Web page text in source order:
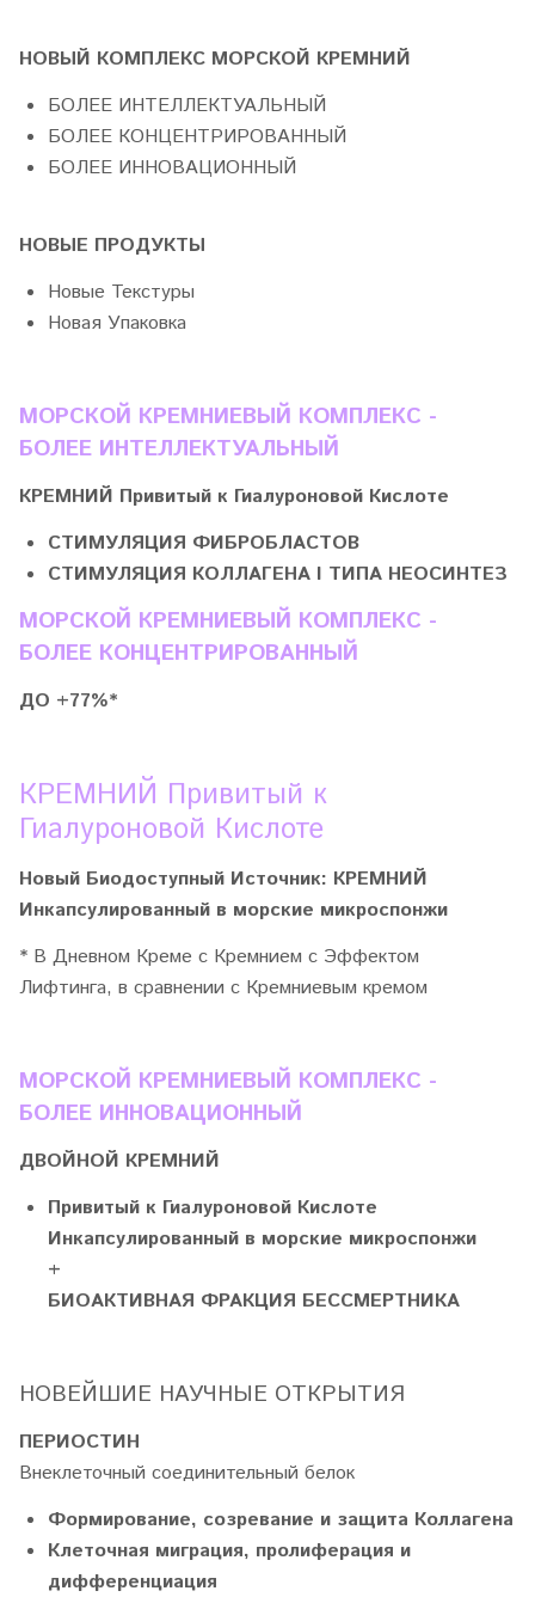
НОВЫЙ КОМПЛЕКС МОРСКОЙ КРЕМНИЙ
БОЛЕЕ ИНТЕЛЛЕКТУАЛЬНЫЙ
БОЛЕЕ КОНЦЕНТРИРОВАННЫЙ
БОЛЕЕ ИННОВАЦИОННЫЙ
НОВЫЕ ПРОДУКТЫ
Новые Текстуры
Новая Упаковка
МОРСКОЙ КРЕМНИЕВЫЙ КОМПЛЕКС -
БОЛЕЕ ИНТЕЛЛЕКТУАЛЬНЫЙ
КРЕМНИЙ Привитый к Гиалуроновой Кислоте
СTИМУЛЯЦИЯ ФИБРОБЛАСТОВ
СTИМУЛЯЦИЯ КОЛЛАГЕНА I ТИПА НEOСИНТЕЗ
МОРСКОЙ КРЕМНИЕВЫЙ КОМПЛЕКС -
БОЛЕЕ КОНЦЕНТРИРОВАННЫЙ
ДО +77%*
КРЕМНИЙ Привитый к
Гиалуроновой Кислоте
Новый Биодоступный Источник: КРЕМНИЙ
Инкапсулированный в морские микроспонжи
* В Дневном Креме с Кремнием с Эффектом
Лифтинга, в сравнении с Кремниевым кремом
МОРСКОЙ КРЕМНИЕВЫЙ КОМПЛЕКС -
БОЛЕЕ ИННОВАЦИОННЫЙ
ДВОЙНОЙ КРЕМНИЙ
Привитый к Гиалуроновой Кислоте
Инкапсулированный в морские микроспонжи
+
БИОАКТИВНАЯ ФРАКЦИЯ БЕССМЕРТНИКА
НОВЕЙШИЕ НАУЧНЫЕ ОТКРЫТИЯ
ПЕРИОСТИН
Внеклеточный соединительный белок
Формирование, созревание и защита Коллагена
Клеточная миграция, пролиферация и
дифференциация